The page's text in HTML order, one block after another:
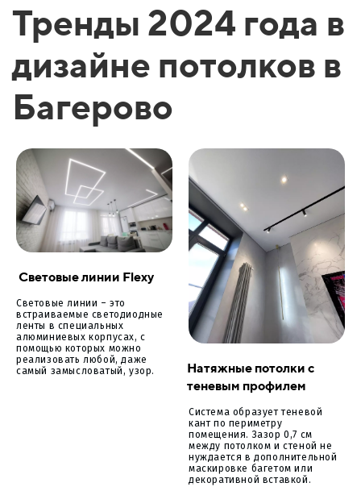
Тренды 2024 года в
дизайне потолков в
Багерово
Световые линии Flexy
Световые линии – это
встраиваемые светодиодные
ленты в специальных
алюминиевых корпусах, с
помощью которых можно
реализовать любой, даже
самый замысловатый, узор.
Натяжные потолки с
теневым профилем
Система образует теневой
кант по периметру
помещения. Зазор 0,7 см
между потолком и стеной не
нуждается в дополнительной
маскировке багетом или
декоративной вставкой.